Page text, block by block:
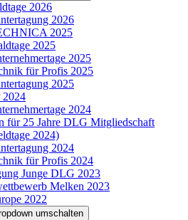
2026
2026
2025
2025
2025
für Profis 2025
2025
2024
2024
für 25 Jahre DLG Mitgliedschaft
2024)
2024
für Profis 2024
Junge DLG 2023
Melken 2023
2022
umschalten